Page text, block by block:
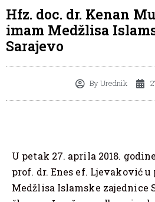
Hfz. doc. dr. Kenan
imam Medžlisa
Sarajevo
ByUrednik
U petak 27. aprila 2018.
prof. dr. Enes ef. Ljevaković
Medžlisa Islamske zajednice